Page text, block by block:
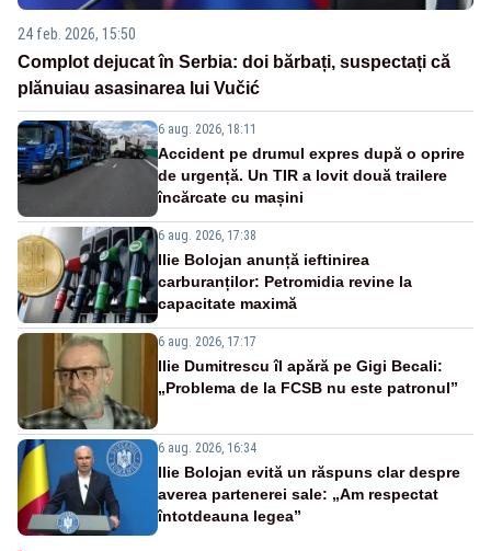
24 feb. 2026, 15:50
Complot dejucat în Serbia: doi bărbați, suspectați că
plănuiau asasinarea lui Vučić
6 aug. 2026, 18:11
Accident pe drumul expres după o oprire
de urgență. Un TIR a lovit două trailere
încărcate cu mașini
6 aug. 2026, 17:38
Ilie Bolojan anunță ieftinirea
carburanților: Petromidia revine la
capacitate maximă
6 aug. 2026, 17:17
Ilie Dumitrescu îl apără pe Gigi Becali:
„Problema de la FCSB nu este patronul”
6 aug. 2026, 16:34
Ilie Bolojan evită un răspuns clar despre
averea partenerei sale: „Am respectat
întotdeauna legea”